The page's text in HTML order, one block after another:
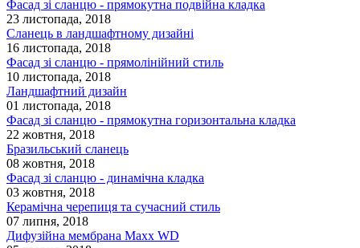
Фасад зі сланцю - прямокутна подвійна кладка
23 листопада, 2018
Сланець в ландшафтному дизайні
16 листопада, 2018
Фасад зі сланцю - прямолінійний стиль
10 листопада, 2018
Ландшафтний дизайн
01 листопада, 2018
Фасад зі сланцю - прямокутна горизонтальна кладка
22 жовтня, 2018
Бразильський сланець
08 жовтня, 2018
Фасад зі сланцю - динамічна кладка
03 жовтня, 2018
Керамічна черепиця та сучасний стиль
07 липня, 2018
Дифузійна мембрана Maxx WD